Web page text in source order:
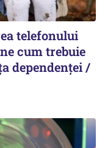
telefonului
cum trebuie
dependenței /